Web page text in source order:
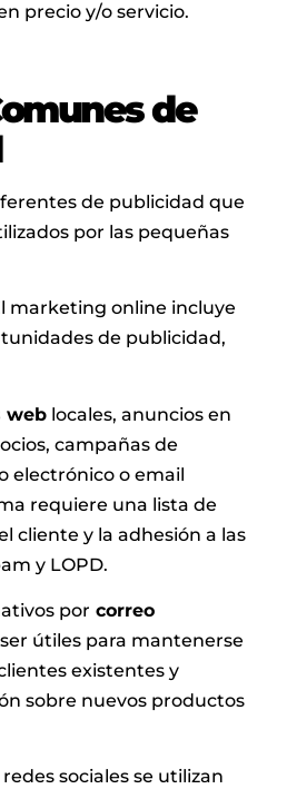
precio y/o servicio.
de
de publicidad que
por las pequeñas
marketing online incluye
de publicidad,
web locales, anuncios en
campañas de
electrónico o email
requiere una lista de
cliente y la adhesión a las
y LOPD.
por correo
útiles para mantenerse
existentes y
sobre nuevos productos
sociales se utilizan